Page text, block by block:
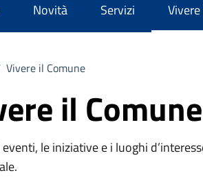
Novità Servizi
Vivere il Comune
il Comune
le iniziative e i luoghi